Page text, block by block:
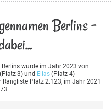
Berlins -
wurde im Jahr 2023 von
(Platz 3) und Elias (Platz 4)
Rangliste Platz 2.123, im Jahr 2021